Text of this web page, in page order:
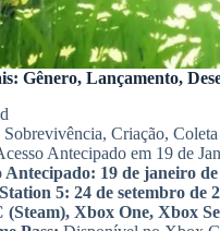
Gênero, Lançamento,
Criação,
Antecipado em 19 de
Antecipado: 19 de janeiro
5: 24 de setembro de
Xbox One, Xbox